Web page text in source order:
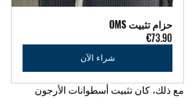
حزام تثبيت OMS
€73.90
شراء الآن
مع ذلك، كان تثبيت أسطوانات الأرجون